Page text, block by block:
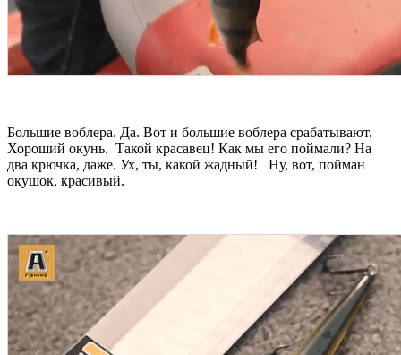
Большие воблера. Да. Вот и большие воблера срабатывают.
Хороший окунь. Такой красавец! Как мы его поймали? На
два крючка, даже. Ух, ты, какой жадный! Ну, вот, пойман
окушок, красивый.